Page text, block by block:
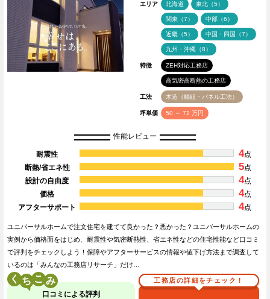
エリア 北海道 東北（5）
関東（7） 中部（6）
近畿（5） 中国・四国（7）
九州・沖縄（8）
特徴 ZEH対応工務店
高気密高断熱の工務店
工法 木造（軸組・パネル工法）
坪単価 50 ～ 72 万円
性能レビュー
耐震性 4点
断熱/省エネ性
5点
設計の自由度
4点
価格
4点
アフターサポート
4点
ユニバーサルホームで注文住宅を建てて良かった？悪かった？ユニバーサルホームの
実例から価格面をはじめ、耐震性や気密断熱性、省エネ性などの住宅性能など口コミ
で評判をチェックしよう！保障やアフターサービスの情報や値下げ方法まで調査して
いるのは「みんなの工務店リサーチ」だけ…
く こ
口コミによる評判
工務店の詳細をチェック！